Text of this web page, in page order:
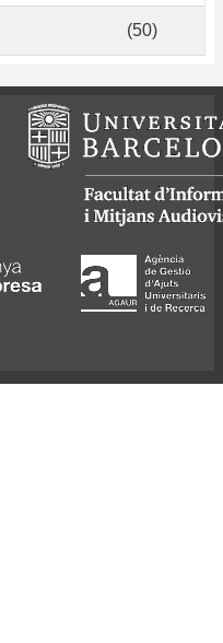
(50)